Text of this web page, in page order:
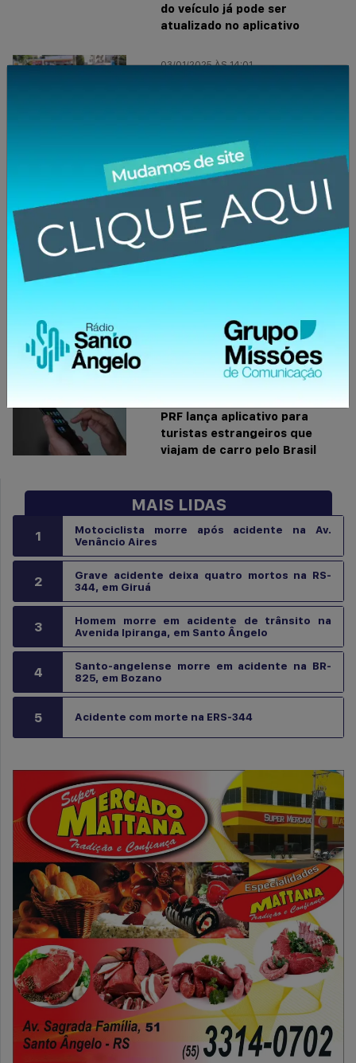
do veículo já pode ser
atualizado no aplicativo
03/01/2025 ÀS 14:01
01/01/2025 ÀS 01:01
Grave acidente deixa 5 mortos
em São Miguel das Missões
desconto máximo se encerra
com a quitação de 1,2 milhão
de veículos
PRF lança aplicativo para
turistas estrangeiros que
viajam de carro pelo Brasil
MAIS LIDAS
1
Motociclista morre após acidente na Av.
Venâncio Aires
2
Grave acidente deixa quatro mortos na RS-
344, em Giruá
3
Homem morre em acidente de trânsito na
Avenida Ipiranga, em Santo Ângelo
4
Santo-angelense morre em acidente na BR-
825, em Bozano
5 Acidente com morte na ERS-344